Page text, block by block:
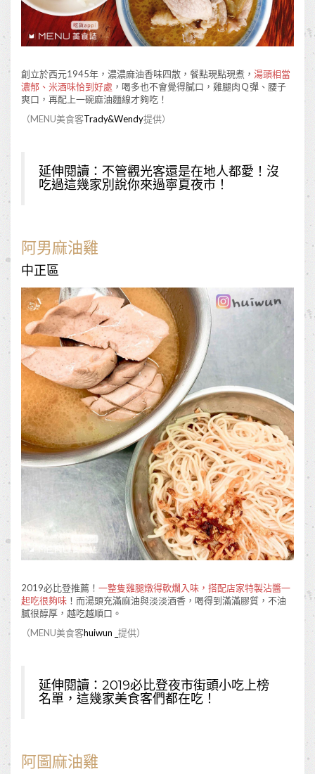
創立於西元1945年，濃濃麻油香味四散，餐點現點現煮， 湯頭相當
濃郁、米酒味恰到好處 ，喝多也不會覺得膩口，雞腿肉Ｑ彈、腰子
爽口，再配上一碗麻油麵線才夠吃！
（MENU美食客Trady&Wendy提供）
延伸閱讀： 不管觀光客還是在地人都愛！沒
吃過這幾家別說你來過寧夏夜市！
阿男麻油雞
中正區
2019必比登推薦！ 一整隻雞腿燉得軟爛入味，搭配店家特製沾醬一
起吃很夠味 ！而湯頭充滿麻油與淡淡酒香，喝得到滿滿膠質，不油
膩很醇厚，越吃越順口。
（MENU美食客huiwun _ 提供）
延伸閱讀： 2019必比登夜市街頭小吃上榜
名單，這幾家美食客們都在吃！
阿圖麻油雞